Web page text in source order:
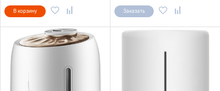
В корзину Заказать